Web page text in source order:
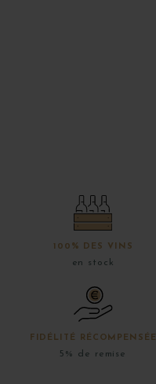
100% DES VINS
en stock
FIDÉLITÉ RÉCOMPENSÉE
5% de remise